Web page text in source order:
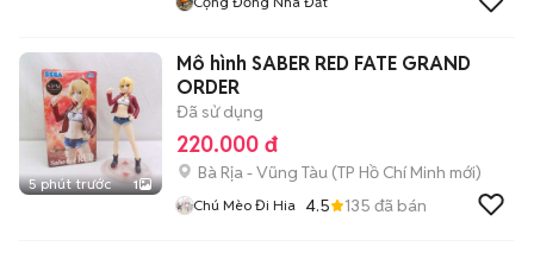
5 phút trước 1
Mô hình SABER RED FATE GRAND
ORDER
Đã sử dụng
220.000 đ
Bà Rịa - Vũng Tàu (TP Hồ Chí Minh mới)
Chú Mèo Đi Hia 4.5 135 đã bán